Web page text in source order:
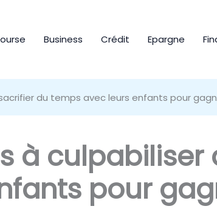
Business Crédit Epargne
du temps avec leurs enfants pour
à
pour